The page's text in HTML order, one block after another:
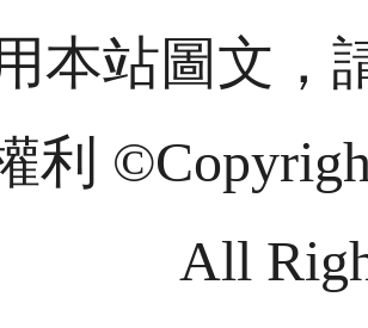
本站圖文，
利
All